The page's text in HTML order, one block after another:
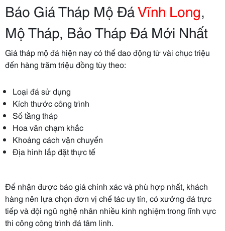
Báo Giá Tháp Mộ ĐáVĩnh Long,
Mộ Tháp, Bảo Tháp Đá Mới Nhất
Giá tháp mộ đá hiện nay có thể dao động từ vài chục triệu
đến hàng trăm triệu đồng tùy theo:
Loại đá sử dụng
Kích thước công trình
Số tầng tháp
Hoa văn chạm khắc
Khoảng cách vận chuyển
Địa hình lắp đặt thực tế
Để nhận được báo giá chính xác và phù hợp nhất, khách
hàng nên lựa chọn đơn vị chế tác uy tín, có xưởng đá trực
tiếp và đội ngũ nghệ nhân nhiều kinh nghiệm trong lĩnh vực
thi công công trình đá tâm linh.